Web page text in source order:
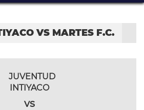
VS MARTES F.C.
JUVENTUD
INTIYACO
vs